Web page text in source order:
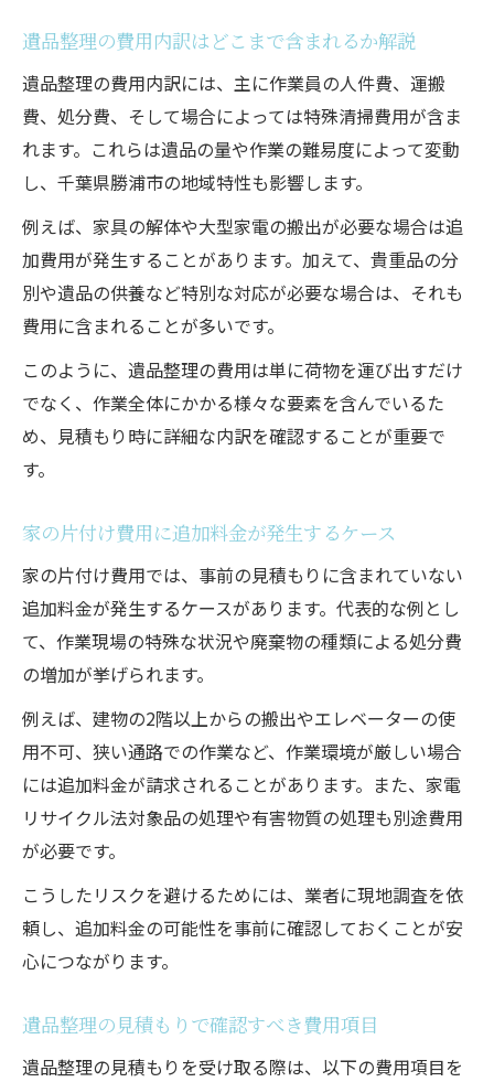
遺品整理の費用内訳はどこまで含まれるか解説
遺品整理の費用内訳には、主に作業員の人件費、運搬
費、処分費、そして場合によっては特殊清掃費用が含ま
れます。これらは遺品の量や作業の難易度によって変動
し、千葉県勝浦市の地域特性も影響します。
例えば、家具の解体や大型家電の搬出が必要な場合は追
加費用が発生することがあります。加えて、貴重品の分
別や遺品の供養など特別な対応が必要な場合は、それも
費用に含まれることが多いです。
このように、遺品整理の費用は単に荷物を運び出すだけ
でなく、作業全体にかかる様々な要素を含んでいるた
め、見積もり時に詳細な内訳を確認することが重要で
す。
家の片付け費用に追加料金が発生するケース
家の片付け費用では、事前の見積もりに含まれていない
追加料金が発生するケースがあります。代表的な例とし
て、作業現場の特殊な状況や廃棄物の種類による処分費
の増加が挙げられます。
例えば、建物の2階以上からの搬出やエレベーターの使
用不可、狭い通路での作業など、作業環境が厳しい場合
には追加料金が請求されることがあります。また、家電
リサイクル法対象品の処理や有害物質の処理も別途費用
が必要です。
こうしたリスクを避けるためには、業者に現地調査を依
頼し、追加料金の可能性を事前に確認しておくことが安
心につながります。
遺品整理の見積もりで確認すべき費用項目
遺品整理の見積もりを受け取る際は、以下の費用項目を